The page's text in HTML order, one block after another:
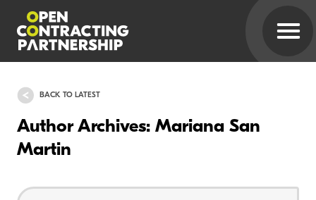
BACK TO LATEST
Author Archives: Mariana San
Martin